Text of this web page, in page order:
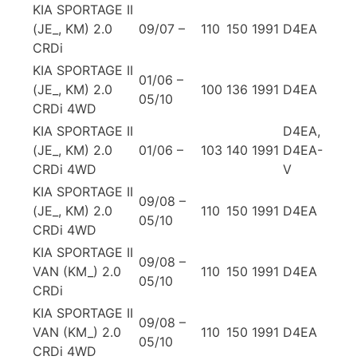
KIA SPORTAGE II
(JE_, KM) 2.0
CRDi
09/07 – 110 150 1991 D4EA
KIA SPORTAGE II
(JE_, KM) 2.0
CRDi 4WD
01/06 –
05/10
100 136 1991 D4EA
KIA SPORTAGE II
(JE_, KM) 2.0
CRDi 4WD
01/06 – 103 140 1991
D4EA,
D4EA-
V
KIA SPORTAGE II
(JE_, KM) 2.0
CRDi 4WD
09/08 –
05/10
110 150 1991 D4EA
KIA SPORTAGE II
VAN (KM_) 2.0
CRDi
09/08 –
05/10
110 150 1991 D4EA
KIA SPORTAGE II
VAN (KM_) 2.0
CRDi 4WD
09/08 –
05/10
110 150 1991 D4EA